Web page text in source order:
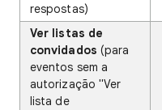
respostas)
Ver listas de
convidados (para
eventos sem a
autorização "Ver
lista de